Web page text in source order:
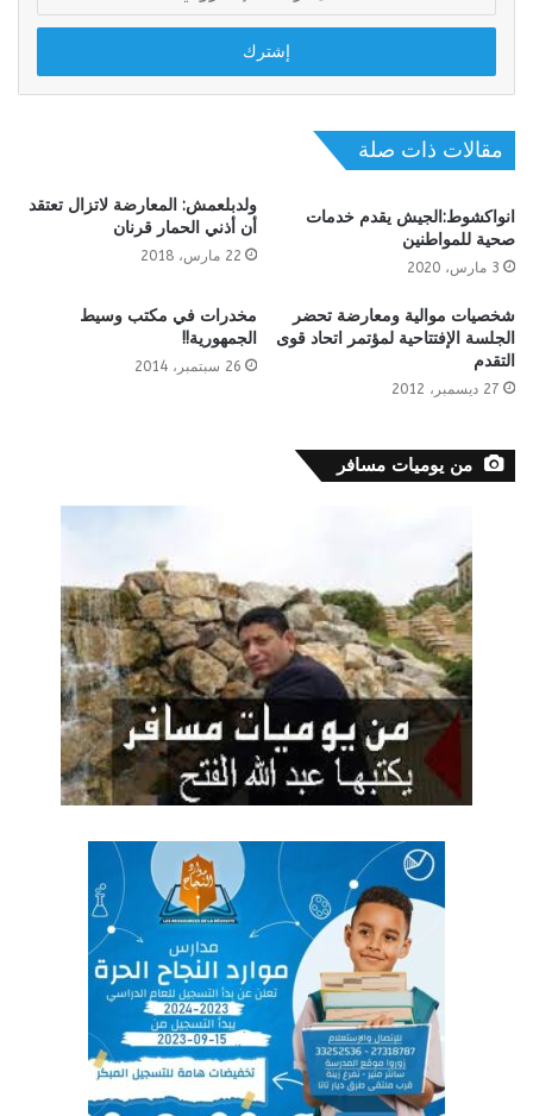
الإلكتروني
مقالات ذات صلة
انواكشوط:الجيش يقدم خدمات
صحية للمواطنين
3 مارس، 2020
ولدبلعمش: المعارضة لاتزال تعتقد
أن أذني الحمار قرنان
22 مارس، 2018
شخصيات موالية ومعارضة تحضر
الجلسة الإفتتاحية لمؤتمر اتحاد قوى
التقدم
27 ديسمبر، 2012
مخدرات في مكتب وسيط
الجمهورية!!
26 سبتمبر، 2014
من يوميات مسافر